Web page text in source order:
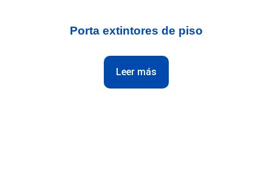
Porta extintores de piso
Leer más